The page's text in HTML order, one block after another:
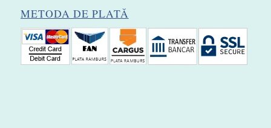
METODA DE PLATĂ